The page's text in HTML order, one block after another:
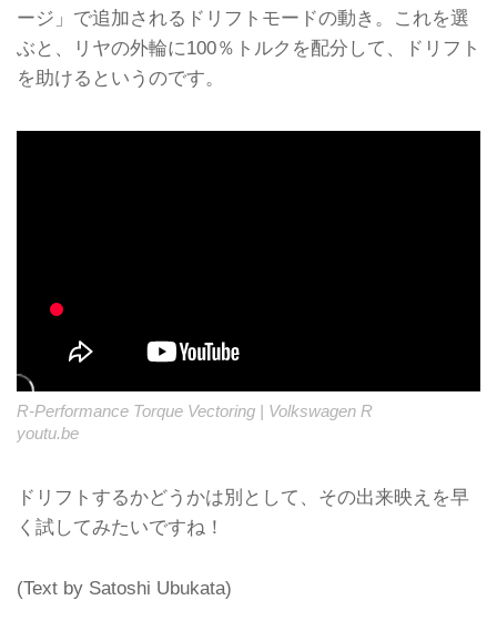
ージ」で追加されるドリフトモードの動き。これを選
ぶと、リヤの外輪に100％トルクを配分して、ドリフト
を助けるというのです。
R-Performance Torque Vectoring | Volkswagen R
youtu.be
ドリフトするかどうかは別として、その出来映えを早
く試してみたいですね！
(Text by Satoshi Ubukata)